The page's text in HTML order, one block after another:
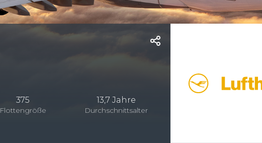
375
Flottengröße
13,7 Jahre
Durchschnittsalter